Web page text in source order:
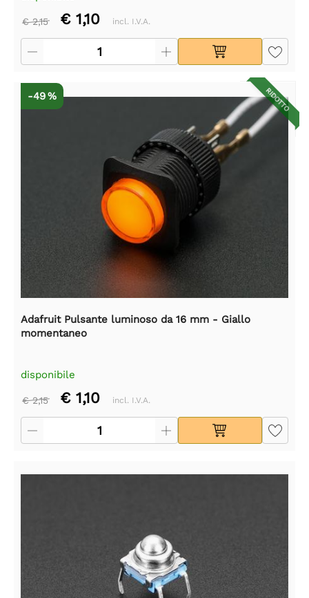
€ 2,15 € 1,10 incl. I.V.A.
RIDOTTO
-49 %
Adafruit Pulsante luminoso da 16 mm - Giallo
momentaneo
disponibile
€ 2,15 € 1,10 incl. I.V.A.